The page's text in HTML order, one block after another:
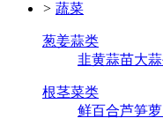
> 蔬菜
葱姜蒜类
韭黄蒜苗大蒜
根茎菜类
鲜百合芦笋